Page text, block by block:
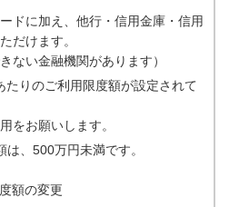
ドに加え、他行・信用金庫・信用
だけます。
ない金融機関があります）
たりのご利用限度額が設定されて
をお願いします。
、500万円未満です。
額の変更